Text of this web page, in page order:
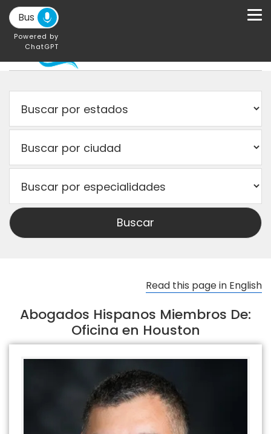
Powered by
ChatGPT
Read this page in English
Abogados Hispanos Miembros De:
Oficina en Houston